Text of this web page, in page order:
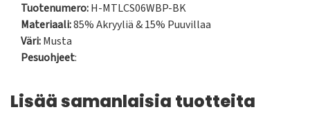
Tuotenumero:H-MTLCS06WBP-BK
Materiaali:85% Akryyliä & 15% Puuvillaa
Väri:Musta
Pesuohjeet:
Lisää samanlaisia tuotteita